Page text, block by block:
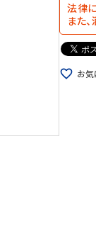
法律
また
favorite_border お気